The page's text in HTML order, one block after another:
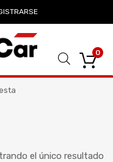
0
el único resultado